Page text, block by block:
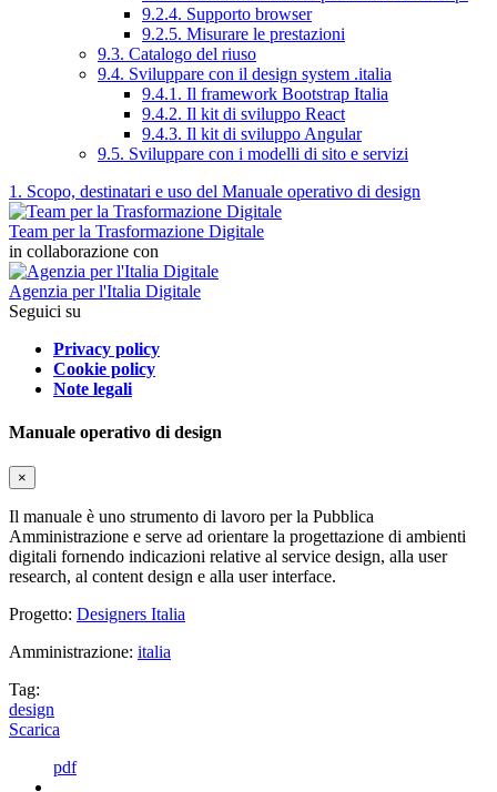
9.2.4. Supporto browser
9.2.5. Misurare le prestazioni
9.3. Catalogo del riuso
9.4. Sviluppare con il design system .italia
9.4.1. Il framework Bootstrap Italia
9.4.2. Il kit di sviluppo React
9.4.3. Il kit di sviluppo Angular
9.5. Sviluppare con i modelli di sito e servizi
1. Scopo, destinatari e uso del Manuale operativo di design
Team per la Trasformazione Digitale
in collaborazione con
Agenzia per l'Italia Digitale
Seguici su
Privacy policy
Cookie policy
Note legali
Manuale operativo di design
×
Il manuale è uno strumento di lavoro per la Pubblica
Amministrazione e serve ad orientare la progettazione di ambienti
digitali fornendo indicazioni relative al service design, alla user
research, al content design e alla user interface.
Progetto: Designers Italia
Amministrazione: italia
Tag:
design
Scarica
pdf